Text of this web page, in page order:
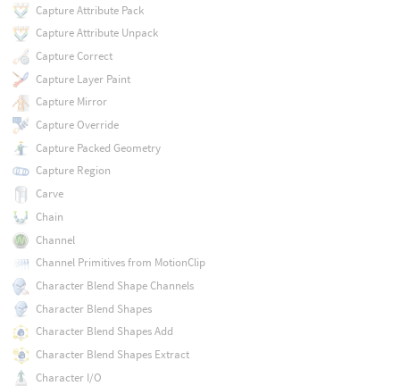
Capture Attribute Pack
Capture Attribute Unpack
Capture Correct
Capture Layer Paint
Capture Mirror
Capture Override
Capture Packed Geometry
Capture Region
Carve
Chain
Channel
Channel Primitives from MotionClip
Character Blend Shape Channels
Character Blend Shapes
Character Blend Shapes Add
Character Blend Shapes Extract
Character I/O